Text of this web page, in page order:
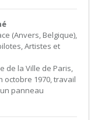
(Anvers, Belgique),
Artistes et
de la Ville de Paris,
octobre 1970, travail
panneau